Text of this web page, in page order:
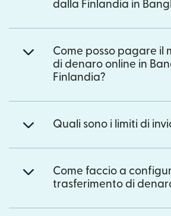
dalla Finlandia in
Come posso pagare il
di denaro online in
Finlandia?
Quali sono i limiti di
Come faccio a
trasferimento di